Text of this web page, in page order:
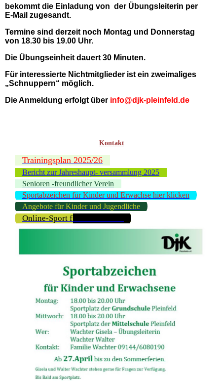
bekommt die Einladung von der Übungsleiterin per
E-Mail zugesandt.
Termine sind derzeit noch Montag und Donnerstag
von 18.30 bis 19.00 Uhr.
Die Übungseinheit dauert 30 Minuten.
Für interessierte Nichtmitglieder ist ein zweimaliges
„Schnuppern“ möglich.
Die Anmeldung erfolgt über info@djk-pleinfeld.de
Kontakt
Trainingsplan 2025/26
Bericht zur Jahreshaupt- versammlung 2025
Senioren -freundlicher Verein
Sportabzeichen für Kinder und Erwachse hier klicken
Angebote für Kinder und Jugendliche
Online-Sport für Erwachsene